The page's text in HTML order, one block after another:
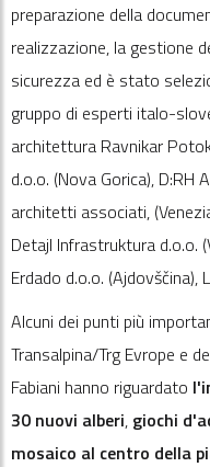
preparazione della
realizzazione, la gestione
sicurezza ed è stato
gruppo di esperti italo-
architettura Ravnikar
d.o.o. (Nova Gorica), D:RH
architetti associati,
Detajl Infrastruktura d.o.o.
Erdado d.o.o. (Ajdovščina),
Alcuni dei punti più
Transalpina/Trg Evrope e
Fabiani hanno riguardato
30 nuovi alberi, giochi
mosaico al centro della